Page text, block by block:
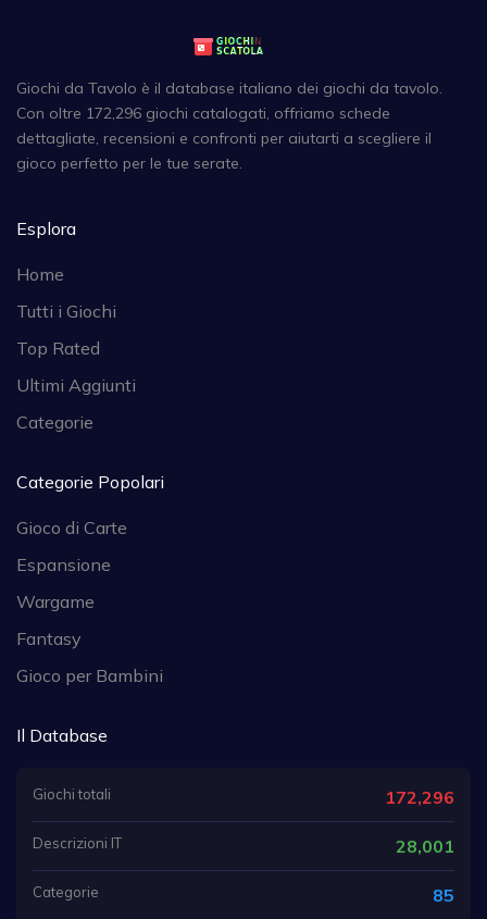
Giochi da Tavolo è il database italiano dei giochi da tavolo.
Con oltre 172,296 giochi catalogati, offriamo schede
dettagliate, recensioni e confronti per aiutarti a scegliere il
gioco perfetto per le tue serate.
Esplora
Home
Tutti i Giochi
Top Rated
Ultimi Aggiunti
Categorie
Categorie Popolari
Gioco di Carte
Espansione
Wargame
Fantasy
Gioco per Bambini
Il Database
Giochi totali 172,296
Descrizioni IT 28,001
Categorie 85